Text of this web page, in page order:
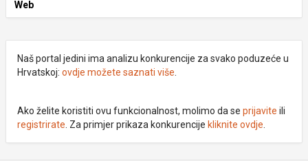
Web
Naš portal jedini ima analizu konkurencije za svako poduzeće u
Hrvatskoj: ovdje možete saznati više
Ako želite koristiti ovu funkcionalnost, molimo da se prijavite ili
registrirate . Za primjer prikaza konkurencije kliknite ovdje